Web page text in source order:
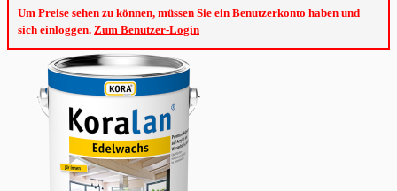
Um Preise sehen zu können, müssen Sie ein Benutzerkonto haben und
sich einloggen. Zum Benutzer-Login